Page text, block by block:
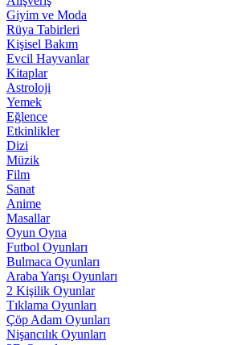
Giyim ve Moda
Rüya Tabirleri
Kişisel Bakım
Evcil Hayvanlar
Kitaplar
Astroloji
Yemek
Eğlence
Etkinlikler
Dizi
Müzik
Film
Sanat
Anime
Masallar
Oyun Oyna
Futbol Oyunları
Bulmaca Oyunları
Araba Yarışı Oyunları
2 Kişilik Oyunlar
Tıklama Oyunları
Çöp Adam Oyunları
Nişancılık Oyunları